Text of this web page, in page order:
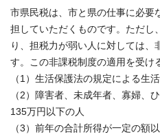
市県民税は、市と県の仕事に必要
担していただくものです。ただし
り、担税力が弱い人に対しては、
す。この非課税制度の適用を受け
（1）生活保護法の規定による生
（2）障害者、未成年者、寡婦、
135万円以下の人
（3）前年の合計所得が一定の額